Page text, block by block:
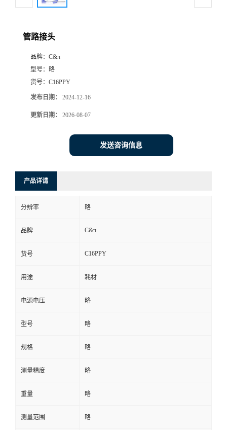
管路接头
品牌： C&π
型号： 略
货号： C16PPY
发布日期： 2024-12-16
更新日期： 2026-08-07
发送咨询信息
产品详请
分辨率 略
品牌 C&π
货号 C16PPY
用途 耗材
电源电压 略
型号 略
规格 略
测量精度 略
重量 略
测量范围 略